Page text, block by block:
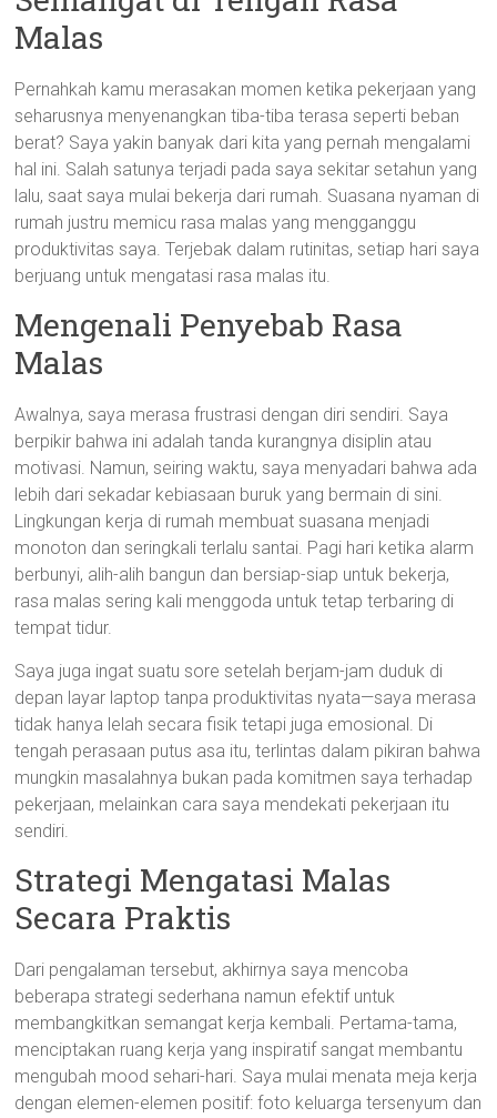
Malas
Pernahkah kamu merasakan momen ketika pekerjaan yang
seharusnya menyenangkan tiba-tiba terasa seperti beban
berat? Saya yakin banyak dari kita yang pernah mengalami
hal ini. Salah satunya terjadi pada saya sekitar setahun yang
lalu, saat saya mulai bekerja dari rumah. Suasana nyaman di
rumah justru memicu rasa malas yang mengganggu
produktivitas saya. Terjebak dalam rutinitas, setiap hari saya
berjuang untuk mengatasi rasa malas itu.
Mengenali Penyebab Rasa
Malas
Awalnya, saya merasa frustrasi dengan diri sendiri. Saya
berpikir bahwa ini adalah tanda kurangnya disiplin atau
motivasi. Namun, seiring waktu, saya menyadari bahwa ada
lebih dari sekadar kebiasaan buruk yang bermain di sini.
Lingkungan kerja di rumah membuat suasana menjadi
monoton dan seringkali terlalu santai. Pagi hari ketika alarm
berbunyi, alih-alih bangun dan bersiap-siap untuk bekerja,
rasa malas sering kali menggoda untuk tetap terbaring di
tempat tidur.
Saya juga ingat suatu sore setelah berjam-jam duduk di
depan layar laptop tanpa produktivitas nyata—saya merasa
tidak hanya lelah secara fisik tetapi juga emosional. Di
tengah perasaan putus asa itu, terlintas dalam pikiran bahwa
mungkin masalahnya bukan pada komitmen saya terhadap
pekerjaan, melainkan cara saya mendekati pekerjaan itu
sendiri.
Strategi Mengatasi Malas
Secara Praktis
Dari pengalaman tersebut, akhirnya saya mencoba
beberapa strategi sederhana namun efektif untuk
membangkitkan semangat kerja kembali. Pertama-tama,
menciptakan ruang kerja yang inspiratif sangat membantu
mengubah mood sehari-hari. Saya mulai menata meja kerja
dengan elemen-elemen positif: foto keluarga tersenyum dan